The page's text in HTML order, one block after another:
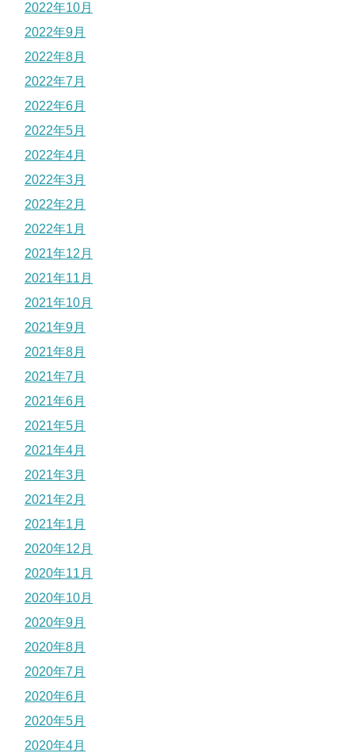
2022年10月
2022年9月
2022年8月
2022年7月
2022年6月
2022年5月
2022年4月
2022年3月
2022年2月
2022年1月
2021年12月
2021年11月
2021年10月
2021年9月
2021年8月
2021年7月
2021年6月
2021年5月
2021年4月
2021年3月
2021年2月
2021年1月
2020年12月
2020年11月
2020年10月
2020年9月
2020年8月
2020年7月
2020年6月
2020年5月
2020年4月